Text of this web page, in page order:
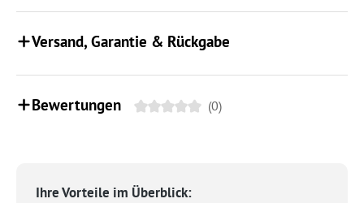
Versand, Garantie & Rückgabe
Bewertungen (0)
Ihre Vorteile im Überblick: